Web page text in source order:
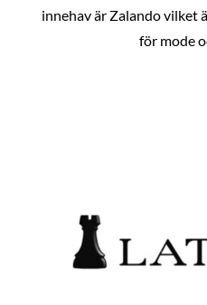
innehav är Zalando vilket
för mode